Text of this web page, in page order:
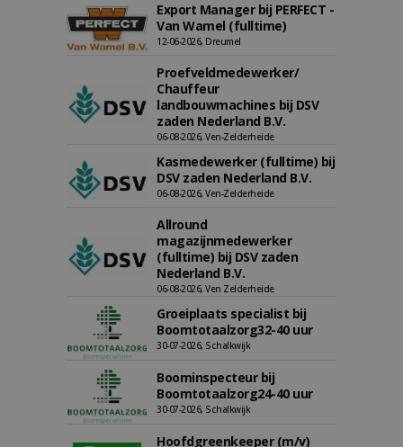
Export Manager bij PERFECT -
Van Wamel (fulltime)
12-06-2026, Dreumel
Proefveldmedewerker/
Chauffeur
landbouwmachines bij DSV
zaden Nederland B.V.
06-08-2026, Ven-Zelderheide
Kasmedewerker (fulltime) bij
DSV zaden Nederland B.V.
06-08-2026, Ven-Zelderheide
Allround
magazijnmedewerker
(fulltime) bij DSV zaden
Nederland B.V.
06-08-2026, Ven Zelderheide
Groeiplaats specialist bij
Boomtotaalzorg32-40 uur
30-07-2026, Schalkwijk
Boominspecteur bij
Boomtotaalzorg24-40 uur
30-07-2026, Schalkwijk
Hoofdgreenkeeper (m/v)